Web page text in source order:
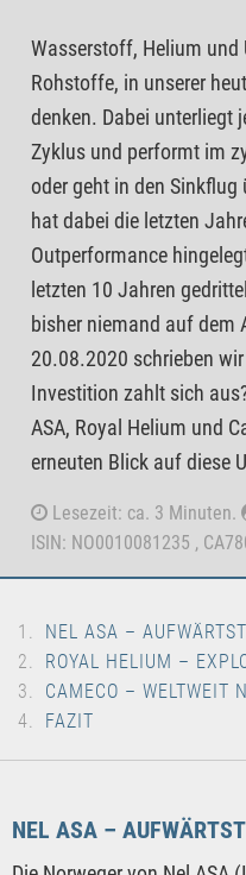
Wasserstoff, Helium und
Rohstoffe, in unserer
denken. Dabei unterliegt
Zyklus und performt im
oder geht in den Sinkflug
hat dabei die letzten
Outperformance
letzten 10 Jahren
bisher niemand auf dem
20.08.2020 schrieben
Investition zahlt sich
ASA, Royal Helium und
erneuten Blick auf diese
Lesezeit: ca. 3 Minuten.
ISIN: NO0010081235 ,
NEL ASA –
ROYAL HELIUM –
CAMECO – WELTWEIT
FAZIT
NEL ASA –